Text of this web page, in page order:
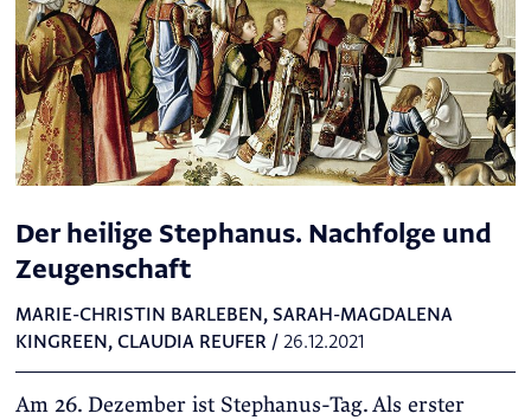
Der heilige Stephanus. Nachfolge und
Zeugenschaft
MARIE-CHRISTIN BARLEBEN, SARAH-MAGDALENA
KINGREEN, CLAUDIA REUFER/ 26.12.2021
Am 26. Dezember ist Stephanus-Tag. Als erster